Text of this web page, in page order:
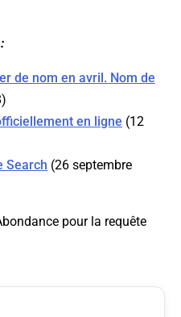
de nom en avril. Nom de
en ligne (12
Search (26 septembre
pour la requête